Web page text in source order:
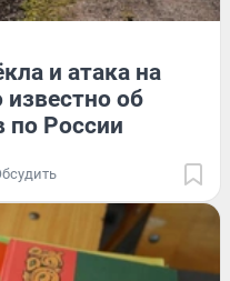
и атака на
об
по России